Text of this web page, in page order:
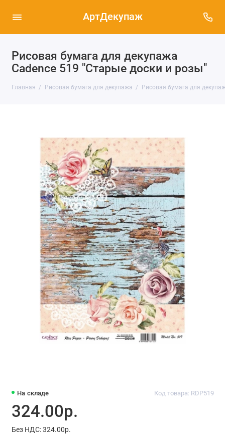
АртДекупаж
Рисовая бумага для декупажа
Cadence 519 "Старые доски и розы"
Главная Рисовая бумага для декупажа Рисовая бумага для
На складе Код товара: RDP519
324.00р.
Без НДС: 324.00р.